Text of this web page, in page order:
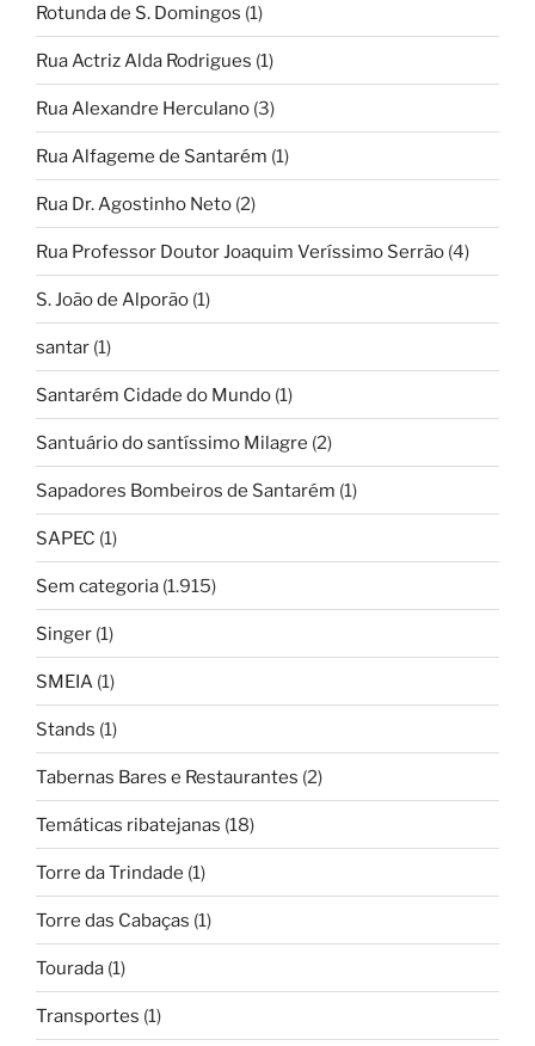
Rotunda de S. Domingos (1)
Rua Actriz Alda Rodrigues (1)
Rua Alexandre Herculano (3)
Rua Alfageme de Santarém (1)
Rua Dr. Agostinho Neto (2)
Rua Professor Doutor Joaquim Veríssimo Serrão (4)
S. João de Alporão (1)
santar (1)
Santarém Cidade do Mundo (1)
Santuário do santíssimo Milagre (2)
Sapadores Bombeiros de Santarém (1)
SAPEC (1)
Sem categoria (1.915)
Singer (1)
SMEIA (1)
Stands (1)
Tabernas Bares e Restaurantes (2)
Temáticas ribatejanas (18)
Torre da Trindade (1)
Torre das Cabaças (1)
Tourada (1)
Transportes (1)